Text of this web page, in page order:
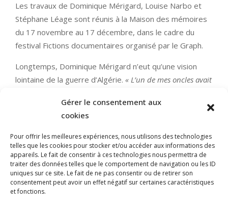
Gérer le consentement aux
cookies
Pour offrir les meilleures expériences, nous utilisons des technologies
telles que les cookies pour stocker et/ou accéder aux informations des
appareils. Le fait de consentir à ces technologies nous permettra de
traiter des données telles que le comportement de navigation ou les ID
uniques sur ce site. Le fait de ne pas consentir ou de retirer son
consentement peut avoir un effet négatif sur certaines caractéristiques
et fonctions.
Les travaux de Dominique Mérigard, Louise Narbo et
Stéphane Léage sont réunis à la Maison des mémoires
du 17 novembre au 17 décembre, dans le cadre du
festival Fictions documentaires organisé par le Graph.
Longtemps, Dominique Mérigard n’eut qu’une vision
lointaine de la guerre d’Algérie. « L’un de mes oncles avait
Mais il n’en parlait pas ». C’est à la mort de
son oncle que le photographe retrouve divers
souvenirs, notamment« un album contenant les photos
qu’il avait prises durant la guerre ». Pour Dominique
Mérigard, un véritable point de départ.
LIRE LA SUITE